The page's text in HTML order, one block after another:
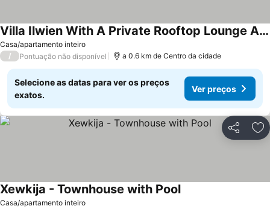
Casa/apartamento inteiro
Villa Ilwien With A Private Rooftop Lounge Area And Pool
/ Pontuação não disponível a 0.6 km de Centro da cidade
Selecione as datas para ver os preços
exatos.
Ver preços
Partilhar
Casa/apartamento inteiro
Xewkija - Townhouse with Pool